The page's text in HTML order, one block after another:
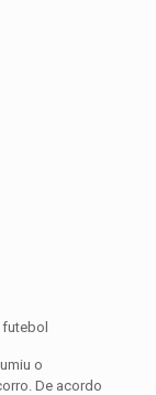
o
De acordo